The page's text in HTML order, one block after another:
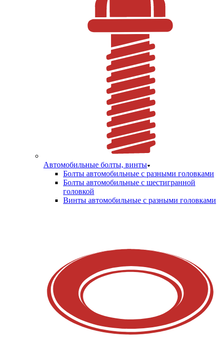
Автомобильные болты, винты
Болты автомобильные с разными головками
Болты автомобильные с шестигранной
головкой
Винты автомобильные с разными головками